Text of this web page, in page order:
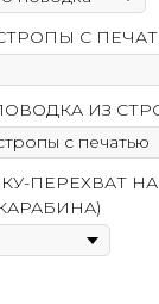
С
ИЗ
ПЕРЕХВАТ